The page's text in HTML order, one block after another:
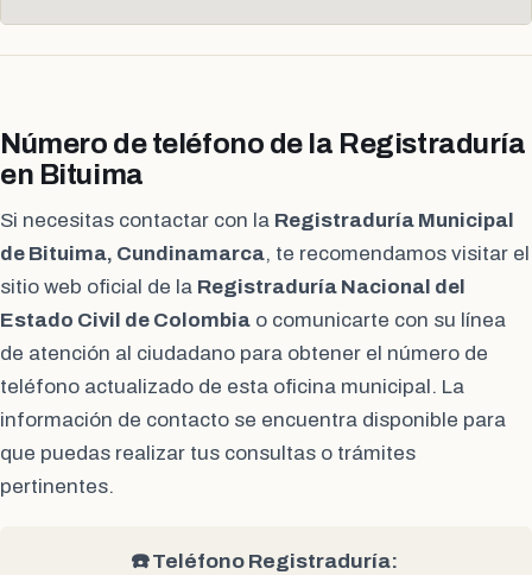
Número de teléfono de la Registraduría
en Bituima
Si necesitas contactar con la Registraduría Municipal
de Bituima, Cundinamarca, te recomendamos visitar el
sitio web oficial de la Registraduría Nacional del
Estado Civil de Colombia o comunicarte con su línea
de atención al ciudadano para obtener el número de
teléfono actualizado de esta oficina municipal. La
información de contacto se encuentra disponible para
que puedas realizar tus consultas o trámites
pertinentes.
☎️ Teléfono Registraduría: